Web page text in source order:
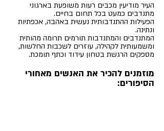
העיר מודיעין מכבים רעות משופעת בארגוני
מתנדבים כמעט בכל תחום בחיים.
הפעילות ההתנדבותית נעשית באהבה, אכפתיות
ונתינה.
המתנדבים והמתנדבות תורמים תרומה מהותית
ומשמעותית לקהילה, עוזרים לשכבות החלשות,
מספקים הרגשת בטחון עידוד וכתף תומכת.
מוזמנים להכיר את האנשים מאחורי
הסיפורים: